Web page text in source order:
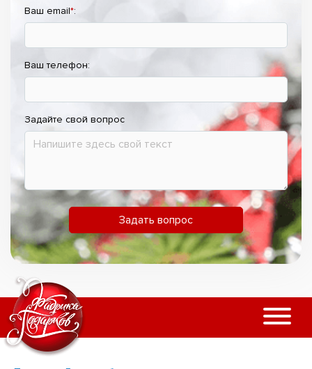
Ваш email*:
Ваш телефон:
Задайте свой вопрос
Задать вопрос